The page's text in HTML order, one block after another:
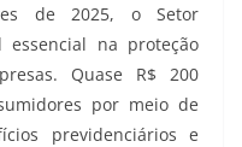
de 2025, o Setor
na proteção
Quase R$ 200
por meio de
previdenciários e